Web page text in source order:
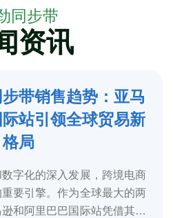
同步带
资讯
带销售趋势：亚马
站引领全球贸易新
格局
字化的深入发展，跨境电商
要引擎。作为全球最大的两
和阿里巴巴国际站凭借其庞